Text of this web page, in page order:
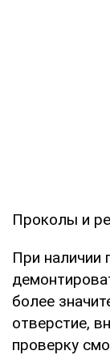
Проколы и
При наличии
более
отверстие,
проверку